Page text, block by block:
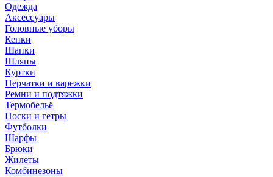
Одежда
Аксессуары
Головные уборы
Кепки
Шапки
Шляпы
Куртки
Перчатки и варежки
Ремни и подтяжки
Термобельё
Носки и гетры
Футболки
Шарфы
Брюки
Жилеты
Комбинезоны